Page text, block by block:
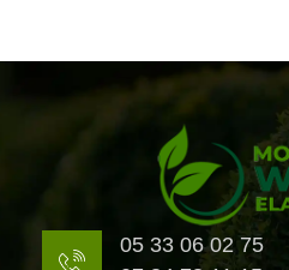
05 33 06 02 75